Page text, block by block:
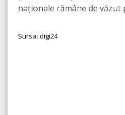
naționale rămâne de văzut
Sursa: digi24